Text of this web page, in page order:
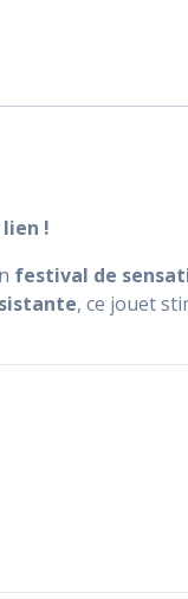
!
festival de
, ce jouet